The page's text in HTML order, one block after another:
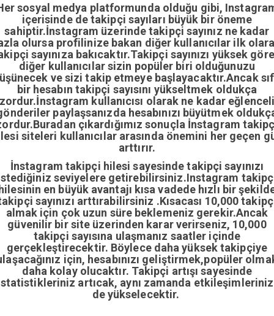
sosyal medya platformunda olduğu gibi,
içerisinde de takipçi sayıları büyük bir öneme
sahiptir.İnstagram üzerinde takipçi sayınız ne kadar
olursa profilinize bakan diğer kullanıcılar ilk
sayınıza bakıcaktır.Takipçi sayınızı yüksek
diğer kullanıcılar sizin popüler biri olduğunuzu
ve sizi takip etmeye başlayacaktır.Ancak
bir hesabın takipçi sayısını yükseltmek oldukça
kullanıcısı olarak ne kadar
paylaşsanızda hesabınızı büyütmek
çıkardığımız sonuçla İnstagram
siteleri kullanıcılar arasında önemini her geçen
arttırır.
İnstagram takipçi hilesi sayesinde takipçi sayınızı
seviyelere getirebilirsiniz.Instagram
en büyük avantajı kısa vadede hızlı bir
sayınızı arttırabilirsiniz .Kısacası 10,000
almak için çok uzun süre beklemeniz gerekir.Ancak
güvenilir bir site üzerinden karar verirseniz, 10,000
takipçi sayısına ulaşmanız saatler içinde
gerçekleştirecektir. Böylece daha yüksek takipçiye
için, hesabınızı geliştirmek,popüler
daha kolay olucaktır. Takipçi artışı sayesinde
artıcak, aynı zamanda
de yükselecektir.